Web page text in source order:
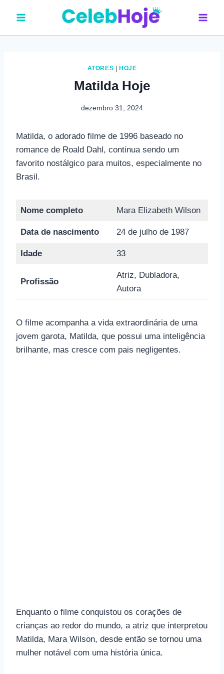
o
ATORES HOJE
Matilda Hoje
dezembro 31, 2024
Matilda, o adorado filme de 1996 baseado no
romance de Roald Dahl, continua sendo um
favorito nostálgico para muitos, especialmente no
Brasil.
Nome completo Mara Elizabeth Wilson
Data de nascimento 24 de julho de 1987
Idade 33
Profissão
Atriz, Dubladora,
Autora
O filme acompanha a vida extraordinária de uma
jovem garota, Matilda, que possui uma inteligência
brilhante, mas cresce com pais negligentes.
Enquanto o filme conquistou os corações de
crianças ao redor do mundo, a atriz que interpretou
Matilda, Mara Wilson, desde então se tornou uma
mulher notável com uma história única.